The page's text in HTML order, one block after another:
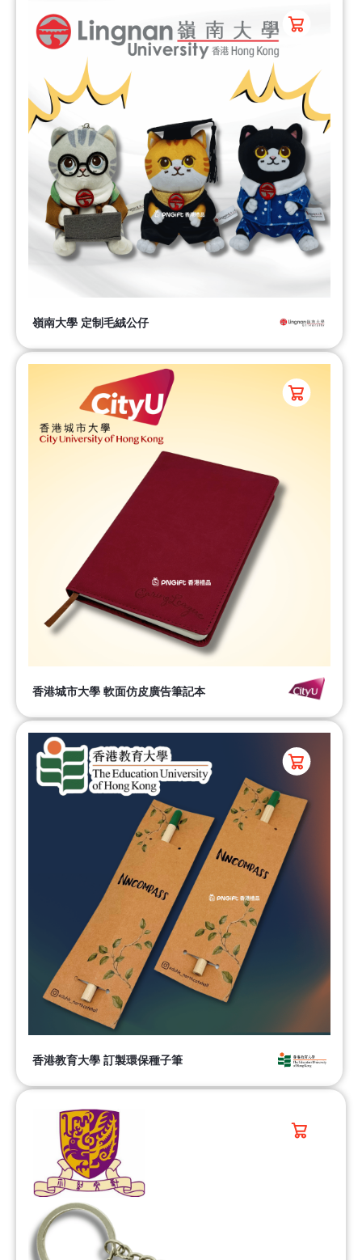
嶺南大學 定制毛絨公仔
香港城市大學 軟面仿皮廣告筆記本
香港教育大學 訂製環保種子筆​